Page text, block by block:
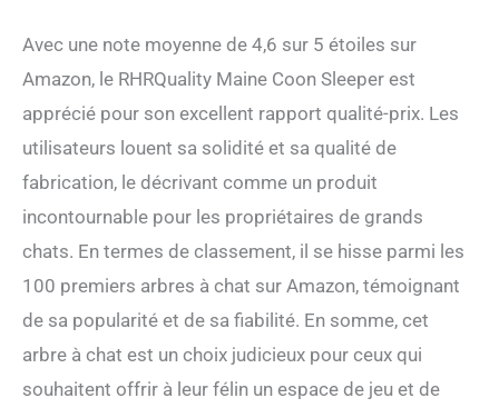
Avec une note moyenne de 4,6 sur 5 étoiles sur
Amazon, le RHRQuality Maine Coon Sleeper est
apprécié pour son excellent rapport qualité-prix. Les
utilisateurs louent sa solidité et sa qualité de
fabrication, le décrivant comme un produit
incontournable pour les propriétaires de grands
chats. En termes de classement, il se hisse parmi les
100 premiers arbres à chat sur Amazon, témoignant
de sa popularité et de sa fiabilité. En somme, cet
arbre à chat est un choix judicieux pour ceux qui
souhaitent offrir à leur félin un espace de jeu et de